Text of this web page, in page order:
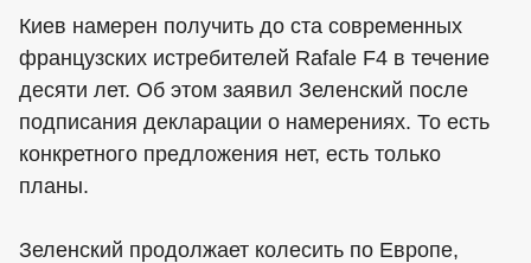
Киев намерен получить до ста современных
французских истребителей Rafale F4 в течение
десяти лет. Об этом заявил Зеленский после
подписания декларации о намерениях. То есть
конкретного предложения нет, есть только
планы.
Зеленский продолжает колесить по Европе,